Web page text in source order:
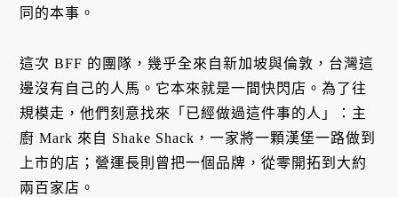
同的本事。
這次 BFF 的團隊，幾乎全來自新加坡與倫敦，台灣這
邊沒有自己的人馬。它本來就是一間快閃店。為了往
規模走，他們刻意找來「已經做過這件事的人」：主
廚 Mark 來自 Shake Shack，一家將一顆漢堡一路做到
上市的店；營運長則曾把一個品牌，從零開拓到大約
兩百家店。